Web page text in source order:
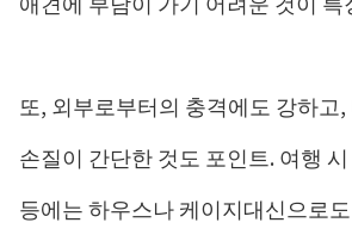
또, 외부로부터의 충격에도 강하고
손질이 간단한 것도 포인트. 여행
등에는 하우스나 케이지대신으로